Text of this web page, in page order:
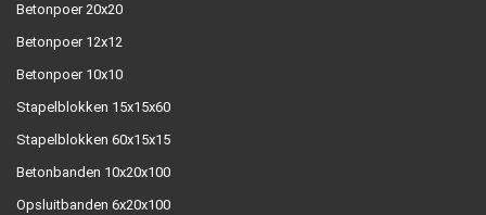
Betonpoer 20x20
Betonpoer 12x12
Betonpoer 10x10
Stapelblokken 15x15x60
Stapelblokken 60x15x15
Betonbanden 10x20x100
Opsluitbanden 6x20x100